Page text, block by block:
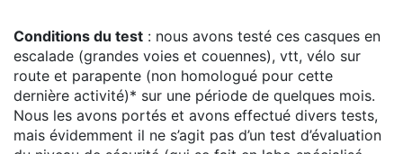
Conditions du test : nous avons testé ces casques en
escalade (grandes voies et couennes), vtt, vélo sur
route et parapente (non homologué pour cette
dernière activité)* sur une période de quelques mois.
Nous les avons portés et avons effectué divers tests,
mais évidemment il ne s’agit pas d’un test d’évaluation